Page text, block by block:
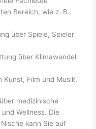
Bereich, wie z. B.:
über Spiele, Spieler
über Klimawandel
Kunst, Film und Musik.
medizinische
Wellness. Die
kann Sie auf